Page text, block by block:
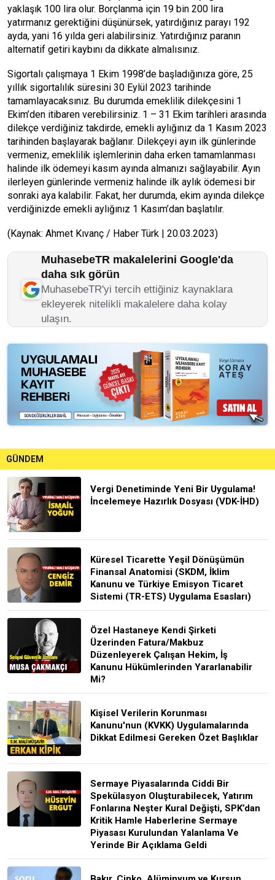
yaklaşık 100 lira olur. Borçlanma için 19 bin 200 lira
yatırmanız gerektiğini düşünürsek, yatırdığınız parayı 192
ayda, yani 16 yılda geri alabilirsiniz. Yatırdığınız paranın
alternatif getiri kaybını da dikkate almalısınız.
Sigortalı çalışmaya 1 Ekim 1998’de başladığınıza göre, 25
yıllık sigortalılık süresini 30 Eylül 2023 tarihinde
tamamlayacaksınız. Bu durumda emeklilik dilekçesini 1
Ekim’den itibaren verebilirsiniz. 1 – 31 Ekim tarihleri arasında
dilekçe verdiğiniz takdirde, emekli aylığınız da 1 Kasım 2023
tarihinden başlayarak bağlanır. Dilekçeyi ayın ilk günlerinde
vermeniz, emeklilik işlemlerinin daha erken tamamlanması
halinde ilk ödemeyi kasım ayında almanızı sağlayabilir. Ayın
ilerleyen günlerinde vermeniz halinde ilk aylık ödemesi bir
sonraki aya kalabilir. Fakat, her durumda, ekim ayında dilekçe
verdiğinizde emekli aylığınız 1 Kasım’dan başlatılır.
(Kaynak: Ahmet Kıvanç / Haber Türk | 20.03.2023)
MuhasebeTR makalelerini Google'da
daha sık görün
MuhasebeTR'yi tercih ettiğiniz kaynaklara
ekleyerek nitelikli makalelere daha kolay
ulaşın.
GÜNDEM
Vergi Denetiminde Yeni Bir Uygulama!
İncelemeye Hazırlık Dosyası (VDK-İHD)
Küresel Ticarette Yeşil Dönüşümün
Finansal Anatomisi (SKDM, İklim
Kanunu ve Türkiye Emisyon Ticaret
Sistemi (TR-ETS) Uygulama Esasları)
Özel Hastaneye Kendi Şirketi
Üzerinden Fatura/Makbuz
Düzenleyerek Çalışan Hekim, İş
Kanunu Hükümlerinden Yararlanabilir
Mi?
Kişisel Verilerin Korunması
Kanunu'nun (KVKK) Uygulamalarında
Dikkat Edilmesi Gereken Özet Başlıklar
Sermaye Piyasalarında Ciddi Bir
Spekülasyon Oluşturabilecek, Yatırım
Fonlarına Neşter Kural Değişti, SPK’dan
Kritik Hamle Haberlerine Sermaye
Piyasası Kurulundan Yalanlama Ve
Yerinde Bir Açıklama Geldi